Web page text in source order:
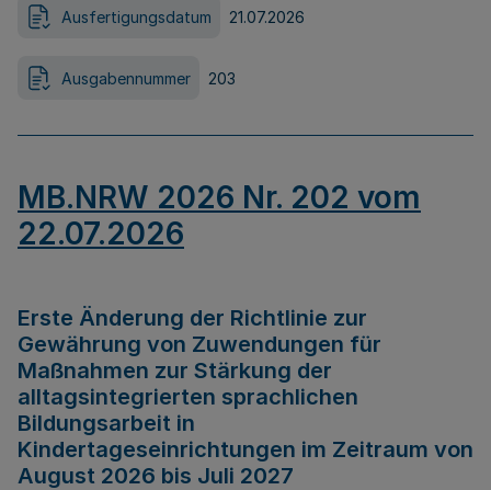
Ausfertigungsdatum 21.07.2026
Ausgabennummer 203
MB.NRW 2026 Nr. 202 vom
22.07.2026
Erste Änderung der Richtlinie zur
Gewährung von Zuwendungen für
Maßnahmen zur Stärkung der
alltagsintegrierten sprachlichen
Bildungsarbeit in
Kindertageseinrichtungen im Zeitraum von
August 2026 bis Juli 2027